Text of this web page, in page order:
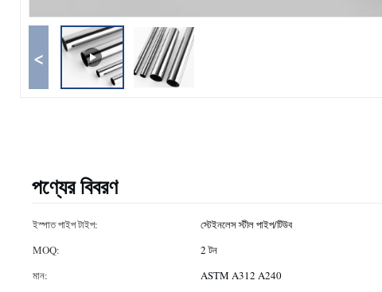
<
পণ্যের বিবরণ
ইস্পাত পাইপ টাইপ: স্টেইনলেস স্টীল পাইপ/টিউব
MOQ:
2 টন
মান:
ASTM A312 A240